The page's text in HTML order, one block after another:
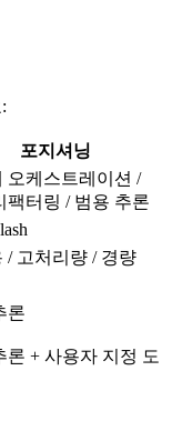
포지셔닝
오케스트레이션 /
팩터링 / 범용 추론
/ 고처리량 / 경량
론
론 + 사용자 지정 도